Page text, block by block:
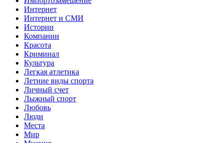
Интернет
Интернет и СМИ
Истории
Компании
Красота
Криминал
Культура
Легкая атлетика
Летние виды спорта
Личный счет
Лыжный спорт
Любовь
Люди
Места
Мир